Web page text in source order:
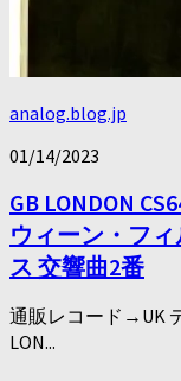
analog.blog.jp
01/14/2023
GB LONDON
ウィーン・フ
ス 交響曲2番
通販レコード→UK
LON...